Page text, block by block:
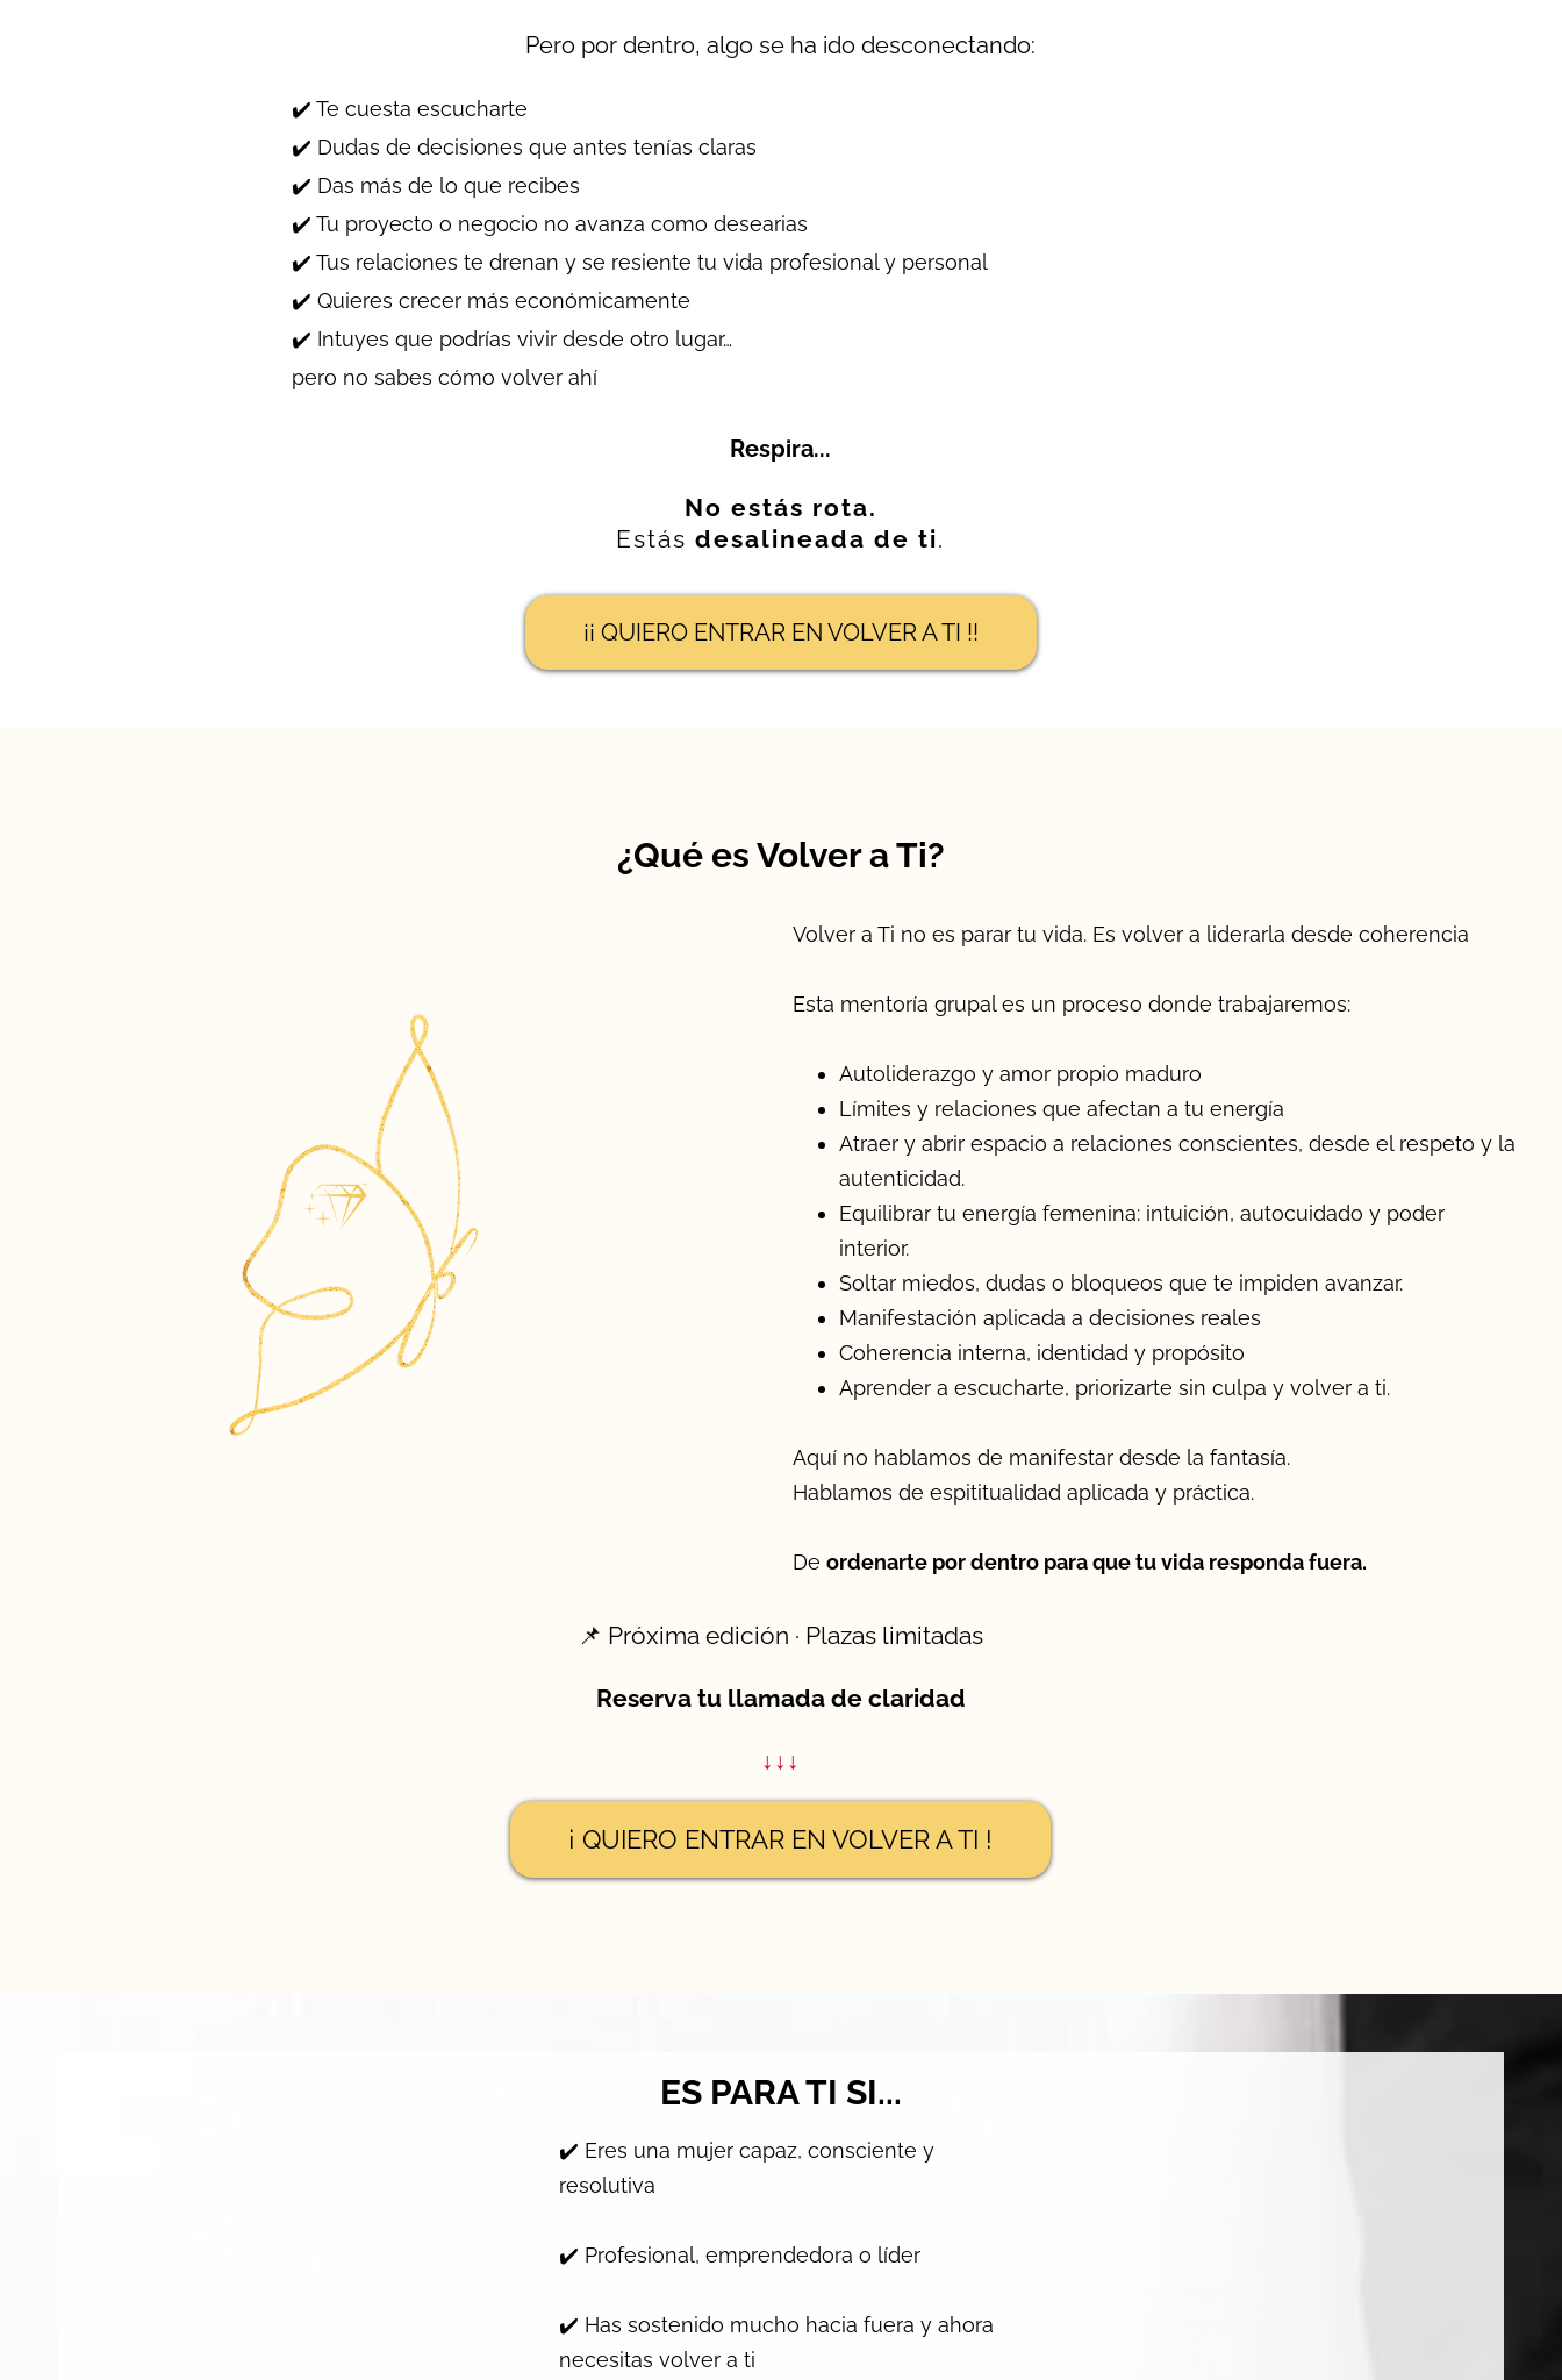
Pero por dentro, algo se ha ido desconectando:
✔️ Te cuesta escucharte
✔️ Dudas de decisiones que antes tenías claras
✔️ Das más de lo que recibes
✔️ Tu proyecto o negocio no avanza como desearias
✔️ Tus relaciones te drenan y se resiente tu vida profesional y personal
✔️ Quieres crecer más económicamente
✔️ Intuyes que podrías vivir desde otro lugar…
pero no sabes cómo volver ahí
Respira...
No estás rota.
Estásdesalineada de ti.
¡¡ QUIERO ENTRAR EN VOLVER A TI !!
¿Qué es Volver a Ti?
Volver a Ti no es parar tu vida. Es volver a liderarla desde coherencia
Esta mentoría grupal es un proceso donde trabajaremos:
Autoliderazgo y amor propio maduro
Límites y relaciones que afectan a tu energía
Atraer y abrir espacio a relaciones conscientes, desde el respeto y la
autenticidad.
Equilibrar tu energía femenina: intuición, autocuidado y poder
interior.
Soltar miedos, dudas o bloqueos que te impiden avanzar.
Manifestación aplicada a decisiones reales
Coherencia interna, identidad y propósito
Aprender a escucharte, priorizarte sin culpa y volver a ti.
Aquí no hablamos de manifestar desde la fantasía.
Hablamos de espititualidad aplicada y práctica.
De ordenarte por dentro para que tu vida responda fuera.
📌 Próxima edición · Plazas limitadas
Reserva tu llamada de claridad
↓↓↓
¡ QUIERO ENTRAR EN VOLVER A TI !
ES PARA TI SI...
✔️ Eres una mujer capaz, consciente y
resolutiva
✔️ Profesional, emprendedora o líder
✔️ Has sostenido mucho hacia fuera y ahora
necesitas volver a ti